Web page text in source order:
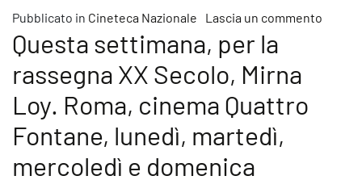
Pubblicato in Cineteca Nazionale Lascia un commento
Questa settimana, per la
rassegna XX Secolo, Mirna
Loy. Roma, cinema Quattro
Fontane, lunedì, martedì,
mercoledì e domenica